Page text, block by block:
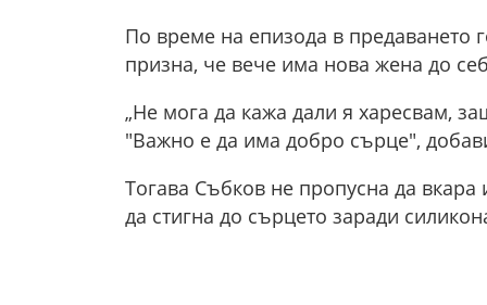
По време на епизода в предаването
призна, че вече има нова жена до
„Не мога да кажа дали я харесвам,
"Важно е да има добро сърце",
Тогава Събков не пропусна да
да стигна до сърцето заради